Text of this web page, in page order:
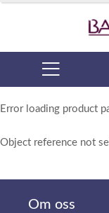
Error loading product
Object reference not
Om oss